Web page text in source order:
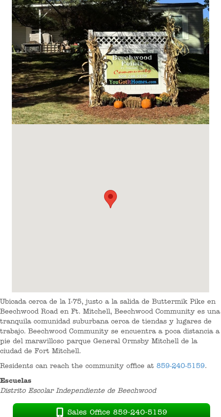
Ubicada cerca de la I-75, justo a la salida de Buttermik Pike en
Beechwood Road en Ft. Mitchell, Beechwood Community es una
tranquila comunidad suburbana cerca de tiendas y lugares de
trabajo. Beechwood Community se encuentra a poca distancia a
pie del maravilloso parque General Ormsby Mitchell de la
ciudad de Fort Mitchell.
Residents can reach the community office at 859-240-5159.
Escuelas
Distrito Escolar Independiente de Beechwood
Sales Office 859-240-5159